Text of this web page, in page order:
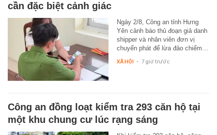
cần đặc biệt cảnh giác
Ngày 2/8, Công an tỉnh Hưng
Yên cảnh báo thủ đoạn giả danh
shipper và nhân viên đơn vị
chuyển phát để lừa đảo chiếm…
XÃ HỘI - 7 giờ trước
Công an đồng loạt kiểm tra 293 căn hộ tại
một khu chung cư lúc rạng sáng